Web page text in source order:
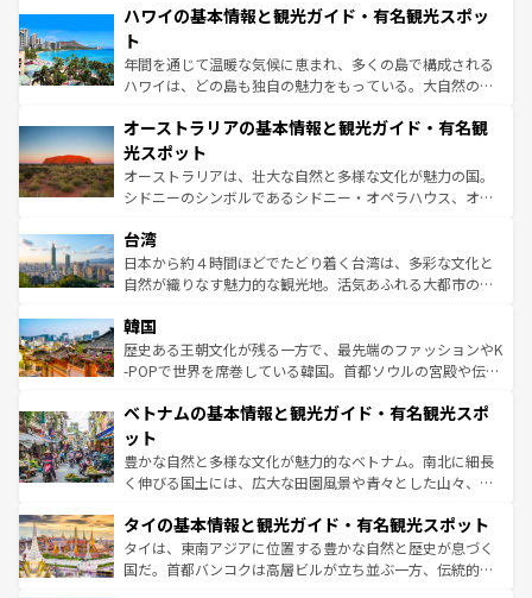
着のスイス情報はコンテンツ一覧を参照してほしい。
のような巨大都市は、観光、ショッピング、エンターテイ
ンメントが詰まった刺激的なスポットだ。一方、アメリカ
西部には大自然が広がり、グランドキャニオンやイエロー
ストーン国立公園といった絶景が堪能できる。さらに、南
文化が魅力。旅行者はアメリカの各地域で異なる魅力を楽
しみながら、その多様性と豊かな歴史を感じることができ
るだろう。車でのロードトリップや列車の旅も、アメリカ
ならではの贅沢な旅のスタイルだ。 なお、新着のアメリカ
情報は コンテンツ一覧 を参照してほしい。
ハワイの基本情報と観光ガイド・有名観光スポッ
ト
年間を通じて温暖な気候に恵まれ、多くの島で構成される
ハワイは、どの島も独自の魅力をもっている。大自然の神
ワイ島は見逃せない。また、定番の観光地といえばオアフ
島だが、静かな自然を求めるならマウイ島やカウアイ島が
おすすめ。エメラルドグリーンに輝く海をはじめ、豊かな
文化や歴史が息づいている。「アロハスピリット」と呼ば
人々、おいしいローカルフードやハワイアンミュージッ
ク、伝統的なフラダンスなど、すべてがハワイの魅力を彩
っている。訪れるたびに新しい発見と感動が待っているハ
はコンテンツ一覧
オーストラリアの基本情報と観光ガイド・有名観
光スポット
オーストラリアは、壮大な自然と多様な文化が魅力の国。
シドニーのシンボルであるシドニー・オペラハウス、オー
リアリーフや大陸中央部にそびえるウルル（エアーズロッ
ク）、タスマニアの美しい原生林やケアンズの熱帯雨林な
ど、見どころがたくさん。また、カフェやワイン、オージ
いる。アクティビティも充実しており、サーフィンやダイ
ビング、ハイキングなど、アウトドア好きにはたまらな
い。オーストラリアの多彩な魅力を存分に味わいつくそ
参照してほしい。
台湾
日本から約４時間ほどでたどり着く台湾は、多彩な文化と
自然が織りなす魅力的な観光地。活気あふれる大都市の台
ン）、静ひつな山岳地帯である台湾東部など、都市の喧騒
と山間の静けさが共存しており、訪れる人に新しい発見と
驚きをもたらしてくれる。また、奥深い台湾の食文化も魅
容にもいいと評判のスイーツなど、バラエティ豊かな料理
照してほしい。
韓国
歴史ある王朝文化が残る一方で、最先端のファッションやK
-POPで世界を席巻している韓国。首都ソウルの宮殿や伝統
き、地方に足を延ばせば四季折々の自然美を楽しむことが
できる。そして、キムチや焼肉、絶品のストリートフード
まで、さまざまな韓国料理が待っている。夜には、韓国な
らではのナイトライフも堪能できる。あたたかいホスピタ
わってみてほしい。 なお、新着の韓国情報はコンテンツ一
覧 を参照してほしい。
ベトナムの基本情報と観光ガイド・有名観光スポ
ット
豊かな自然と多様な文化が魅力的なベトナム。南北に細長
く伸びる国土には、広大な田園風景や青々とした山々、世
急速な発展と共に伝統が息づく。ハノイの古い町並みやホ
ーチミン市のフランス統治時代の建物も、独特の雰囲気を
醸し出している。また、バラエティの豊かさとおいしさで
タイの基本情報と観光ガイド・有名観光スポット
タイは、東南アジアに位置する豊かな自然と歴史が息づく
国だ。首都バンコクは高層ビルが立ち並ぶ一方、伝統的な